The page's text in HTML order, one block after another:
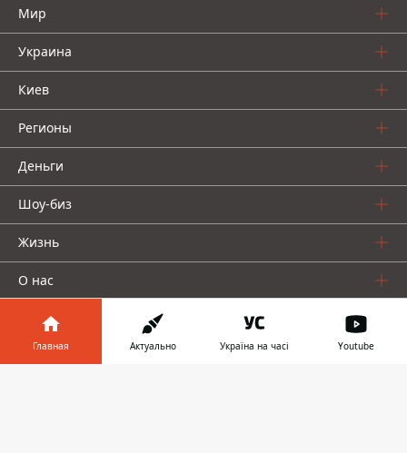
Мир
Украина
Киев
Регионы
Деньги
Шоу-биз
Жизнь
О нас
Главная Актуально Україна на часі Youtube